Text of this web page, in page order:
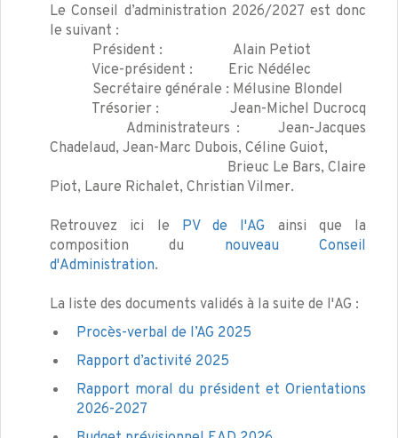
Le Conseil d’administration 2026/2027 est donc
le suivant :
Président : Alain Petiot
Vice-président : Eric Nédélec
Secrétaire générale : Mélusine Blondel
Trésorier : Jean-Michel Ducrocq
Administrateurs : Jean-Jacques
Chadelaud, Jean-Marc Dubois, Céline Guiot,
Brieuc Le Bars, Claire
Piot, Laure Richalet, Christian Vilmer.
Retrouvez ici le PV de l'AG ainsi que la
composition du nouveau Conseil
d'Administration.
La liste des documents validés à la suite de l'AG :
Procès-verbal de l’AG 2025
Rapport d’activité 2025
Rapport moral du président et Orientations
2026-2027